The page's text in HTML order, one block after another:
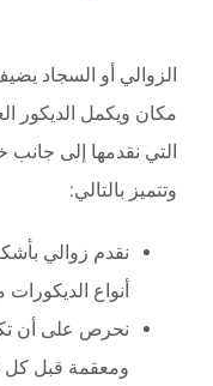
الزوالي أو السجاد
مكان ويكمل الديكور
التي نقدمها إلى
وتتميز بالتالي:
نقدم زوالي
أنواع
نحرص على أن
ومعقمة قبل كل